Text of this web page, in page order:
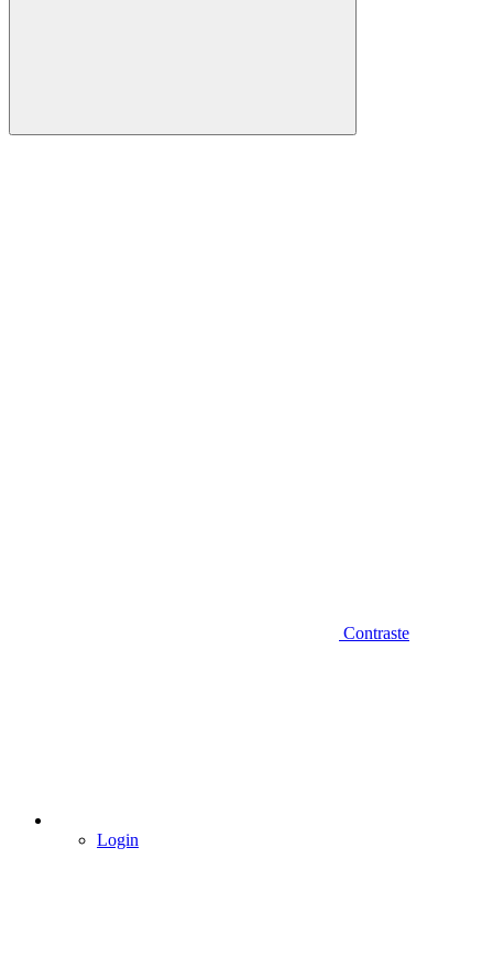
Buscar
Contraste
Login